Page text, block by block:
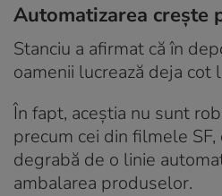
Automatizarea crește
Stanciu a afirmat că în
oamenii lucrează deja cot
În fapt, aceștia nu sunt
precum cei din filmele
degrabă de o linie
ambalarea produselor.